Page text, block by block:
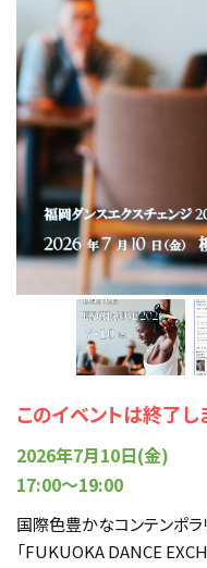
このイベントは終了し
2026年7月10日(金)
17:00～19:00
国際色豊かなコンテンポ
「FUKUOKA DANCE